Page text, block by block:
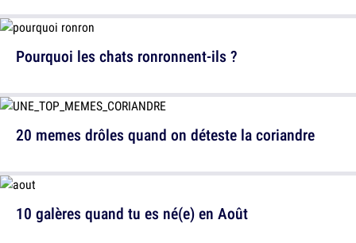
20 memes drôles quand on déteste la coriandre
Pourquoi les chats ronronnent-ils ?
10 galères quand tu es né(e) en Août